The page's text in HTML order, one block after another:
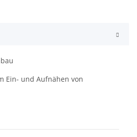
Ein- und Aufnähen von